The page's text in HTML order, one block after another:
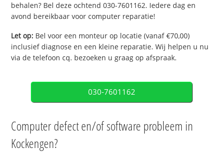
behalen? Bel deze ochtend 030-7601162. Iedere dag en
avond bereikbaar voor computer reparatie!
Let op: Bel voor een monteur op locatie (vanaf €70,00)
inclusief diagnose en een kleine reparatie. Wij helpen u nu
via de telefoon cq. bezoeken u graag op afspraak.
030-7601162
Computer defect en/of software probleem in
Kockengen?